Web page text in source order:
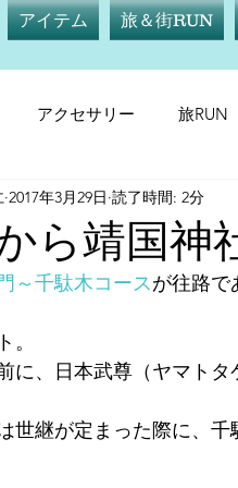
アイテム 旅＆街RUN
アクセサリー 旅RUN
ム サプリメント
ら靖国神
2017年3月29日 読了時間: 2分
～千駄木コースが往路で
。
に、日本武尊（ヤマト
世継が定まった際に、千